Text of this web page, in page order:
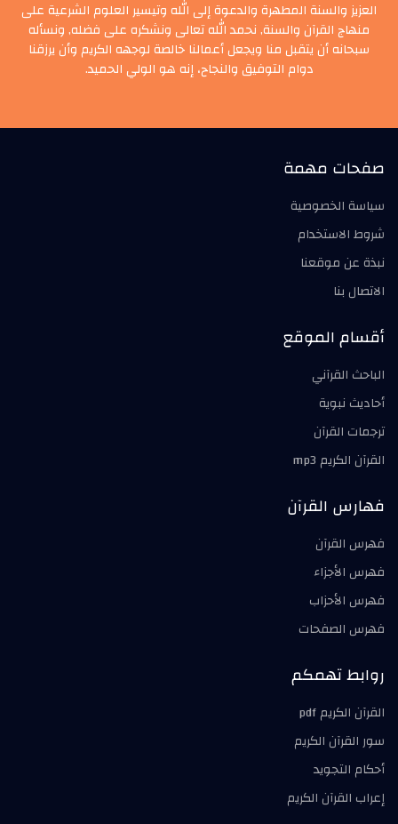
العزيز والسنة المطهرة والدعوة إلى الله وتيسير العلوم الشرعية على
منهاج القرآن والسنة, نحمد الله تعالى ونشكره على فضله, ونسأله
سبحانه أن يتقبل منا ويجعل أعمالنا خالصة لوجهه الكريم وأن يرزقنا
دوام التوفيق والنجاح، إنه هو الولي الحميد.
صفحات مهمة
سياسة الخصوصية
شروط الاستخدام
نبذة عن موقعنا
الاتصال بنا
أقسام الموقع
الباحث القرآني
أحاديث نبوية
ترجمات القرآن
القرآن الكريم mp3
فهارس القرآن
فهرس القرآن
فهرس الأجزاء
فهرس الأحزاب
فهرس الصفحات
روابط تهمكم
القرآن الكريم pdf
سور القرآن الكريم
أحكام التجويد
إعراب القرآن الكريم